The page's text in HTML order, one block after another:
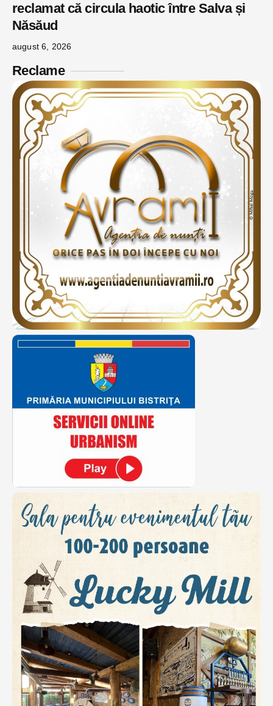
reclamat că circula haotic între Salva și
Năsăud
august 6, 2026
Reclame